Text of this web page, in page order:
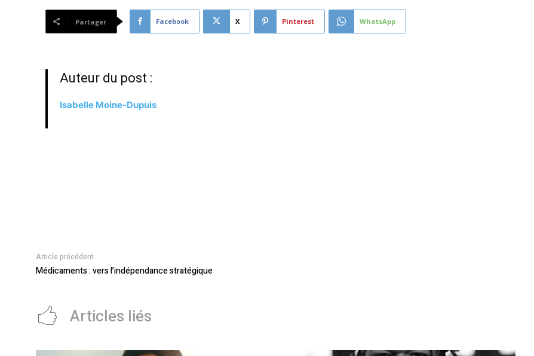
Partager Facebook X Pinterest WhatsApp
Auteur du post :
Isabelle Moine-Dupuis
Article précédent
Médicaments : vers l’indépendance stratégique
Articles liés